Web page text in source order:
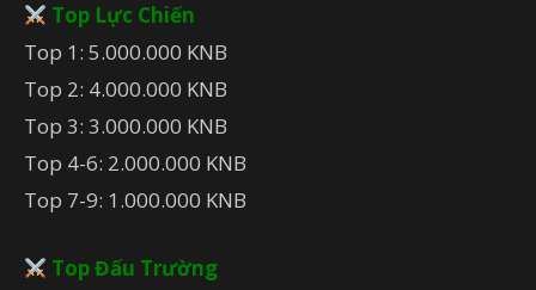
Top Lực Chiến
Top 1: 5.000.000 KNB
Top 2: 4.000.000 KNB
Top 3: 3.000.000 KNB
Top 4-6: 2.000.000 KNB
Top 7-9: 1.000.000 KNB
Top Đấu Trường